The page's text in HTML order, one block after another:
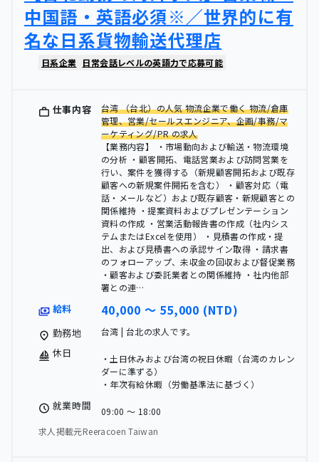
中国語・英語必須※／世界的に有
名な日系貨物輸送代理店
日系企業 日常会話レベルの英語力で応募可能
仕事内容
台湾 （台北）の人気 物流企業で働く 物流/倉庫
管理、営業/セールスエンジニア、企画/事務/マ
ーケティング/PR の求人
【業務内容】 ・市場動向および輸送・物流環境
の分析 ・顧客開拓、電話営業および訪問営業を
行い、案件を獲得する（新規顧客開拓および既存
顧客への新規案件開拓を含む） ・顧客対応（電
話・メールなど）および既存顧客・新規顧客との
関係維持 ・提案資料およびプレゼンテーション
資料の作成 ・営業活動報告書の作成（社内シス
テムまたはExcelを使用） ・見積書の作成・提
出、および見積書への承認サイン取得 ・請求書
のフォローアップ、未収金の回収および督促業務
・顧客および委託業者との関係維持 ・社内他部
署との連…
給料 40,000 〜 55,000 (NTD)
勤務地 台湾 | 台北の求人です。
休日
・土日休みおよび台湾の祝日休暇（台湾のカレン
ダーに準ずる）
・年次有給休暇（労働基準法に基づく）
就業時間
09:00 〜 18:00
求人掲載元Reeracoen Taiwan